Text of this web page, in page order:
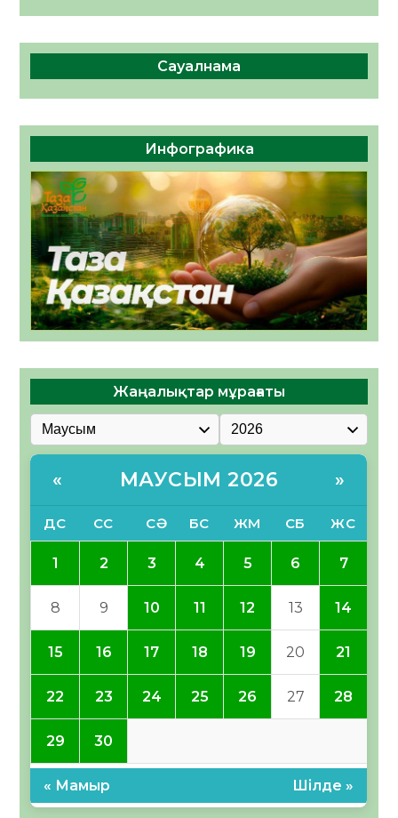
Сауалнама
Инфографика
Жаңалықтар мұрағаты
« МАУСЫМ 2026 »
ДС СС СӘ БС ЖМ СБ ЖС
1 2 3 4 5 6 7
8 9 10 11 12 13 14
15 16 17 18 19 20 21
22 23 24 25 26 27 28
29 30
« Мамыр Шілде »